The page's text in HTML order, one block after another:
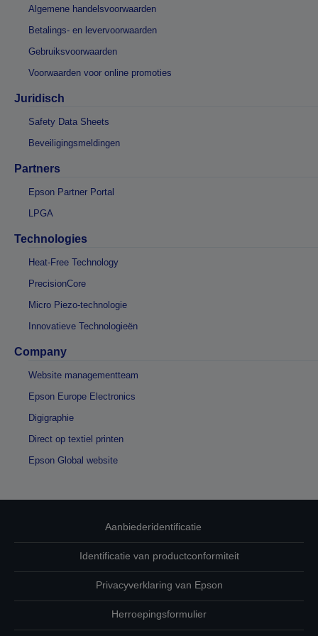
Algemene handelsvoorwaarden
Betalings- en levervoorwaarden
Gebruiksvoorwaarden
Voorwaarden voor online promoties
Juridisch
Safety Data Sheets
Beveiligingsmeldingen
Partners
Epson Partner Portal
LPGA
Technologies
Heat-Free Technology
PrecisionCore
Micro Piezo-technologie
Innovatieve Technologieën
Company
Website managementteam
Epson Europe Electronics
Digigraphie
Direct op textiel printen
Epson Global website
Aanbiederidentificatie
Identificatie van productconformiteit
Privacyverklaring van Epson
Herroepingsformulier